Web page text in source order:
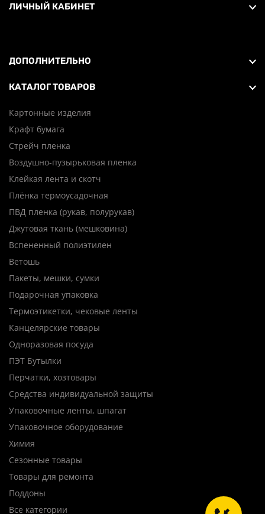
ЛИЧНЫЙ КАБИНЕТ
ДОПОЛНИТЕЛЬНО
КАТАЛОГ ТОВАРОВ
Картонные изделия
Крафт бумага
Стрейч пленка
Воздушно-пузырьковая пленка
Клейкая лента и скотч
Плёнка термоусадочная
ПВД пленка (рукав, полурукав)
Джутовая ткань (мешковина)
Вспененный полиэтилен
Ветошь
Пакеты, мешки, сумки
Подарочная упаковка
Термоэтикетки, чековые ленты
Канцелярские товары
Одноразовая посуда
ПЭТ Бутылки
Перчатки, хозтовары
Средства индивидуальной защиты
Упаковочные ленты, шпагат
Упаковочное оборудование
Химия
Сезонные товары
Товары для ремонта
Поддоны
Все категории